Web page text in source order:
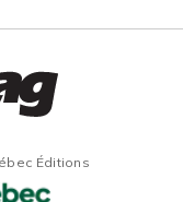
Éditions